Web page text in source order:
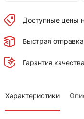
Доступные цены
Быстрая
Гарантия
Характеристики